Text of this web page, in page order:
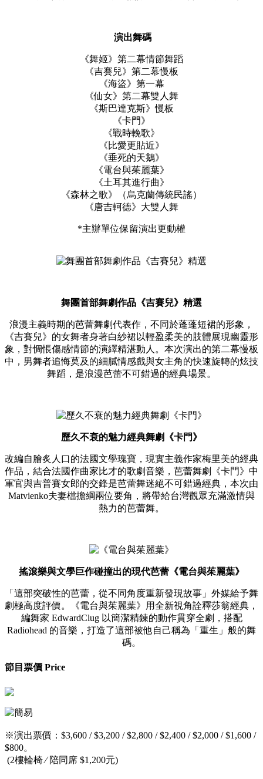
演出舞碼
《舞姬》第二幕情節舞蹈
《吉賽兒》第二幕慢板
《海盜》第一幕
《仙女》第二幕雙人舞
《斯巴達克斯》慢板
《卡門》
《戰時輓歌》
《比愛更貼近》
《垂死的天鵝》
《電台與茱麗葉》
《土耳其進行曲》
《森林之歌》
（烏克蘭傳統民謠）
《唐吉軻德》大雙人舞
*主辦單位保留演出更動權
舞團首部舞劇作品《吉賽兒》精選
浪漫主義時期的芭蕾舞劇代表作，不同於蓬蓬短裙的形象，
《吉賽兒》的女舞者身著白紗裙以輕盈柔美的肢體展現幽靈形
象，對惆悵傷感情節的演繹精湛動人。本次演出的第二幕慢板
中，男舞者追悔莫及的細膩情感戲與女主角的快速旋轉的炫技
舞蹈，是浪漫芭蕾不可錯過的經典場景。
歷久不衰的魅力經典舞劇《卡門》
改編自膾炙人口的法國文學瑰寶，現實主義作家梅里美的經典
作品，結合法國作曲家比才的歌劇音樂，芭蕾舞劇《卡門》中
軍官與吉普賽女郎的交鋒是芭蕾舞迷絕不可錯過經典，本次由
Matvienko夫妻檔擔綱兩位要角，將帶給台灣觀眾充滿激情與
熱力的芭蕾舞。
搖滾樂與文學巨作碰撞出的現代芭蕾《電台與茱麗葉》
「這部突破性的芭蕾，從不同角度重新發現故事」外媒給予舞
劇極高度評價。《電台與茱麗葉》用全新視角詮釋莎翁經典，
編舞家 EdwardClug 以簡潔精鍊的動作貫穿全劇，搭配
Radiohead 的音樂，打造了這部被他自己稱為「重生」般的舞
碼。
節目票價 Price
※演出票價：$3,600 / $3,200 / $2,800 / $2,400 / $2,000 / $1,600 /
$800。
(2樓輪椅 ∕ 陪同席 $1,200元)